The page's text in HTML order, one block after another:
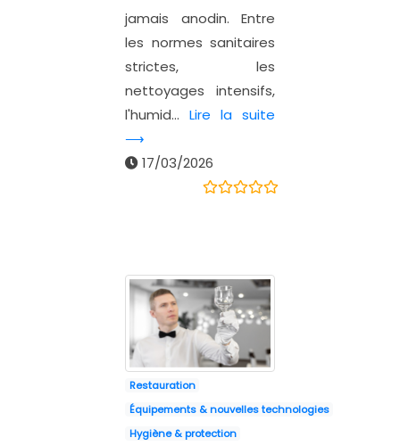
jamais anodin. Entre
les normes sanitaires
strictes, les
nettoyages intensifs,
l'humid... Lire la suite
⟶
17/03/2026
Restauration
Équipements & nouvelles technologies
Hygiène & protection